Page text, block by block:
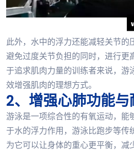
此外，水中的浮力还能减轻关节的
避免过度关节负担的同时，进行更
于追求肌肉力量的训练者来说，游
效增强肌肉的理想方式。
2、增强心肺功能与
游泳是一项综合性的有氧运动，能
于水的浮力作用，游泳比跑步等传
为它可以让身体的重心更平衡，减